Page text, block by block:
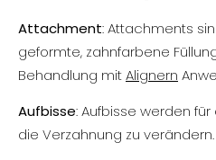
Attachment: Attachments
geformte, zahnfarbene
Behandlung mitAlignern
Aufbisse: Aufbisse werden
die Verzahnung zu verändern.